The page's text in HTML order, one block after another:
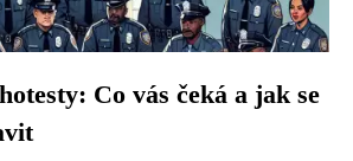
Co vás čeká a jak se